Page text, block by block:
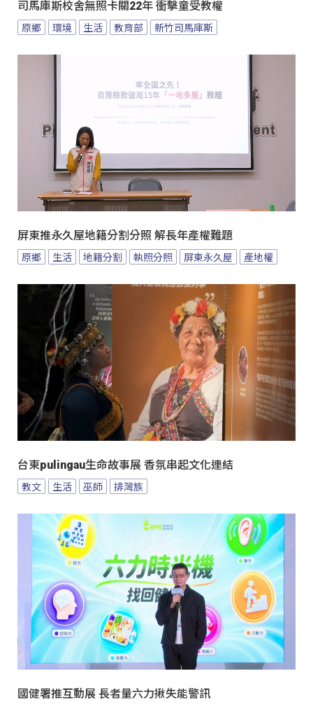
司馬庫斯校舍無照卡關22年 衝擊童受教權
原鄉 環境 生活 教育部 新竹司馬庫斯
屏東推永久屋地籍分割分照 解長年產權難題
原鄉 生活 地籍分割 執照分照 屏東永久屋 產地權
台東pulingau生命故事展 香氛串起文化連結
教文 生活 巫師 排灣族
國健署推互動展 長者量六力揪失能警訊